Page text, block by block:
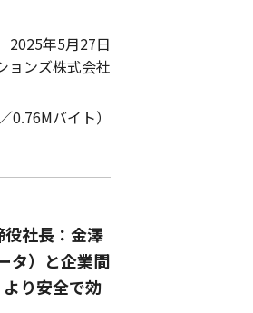
2025年5月27日
ョンズ株式会社
0.76Mバイト）
社長：金澤
タ）と企業間
り安全で効